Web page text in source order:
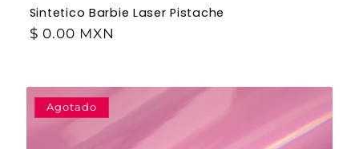
Sintetico Barbie Laser Pistache
$ 0.00 MXN
Agotado